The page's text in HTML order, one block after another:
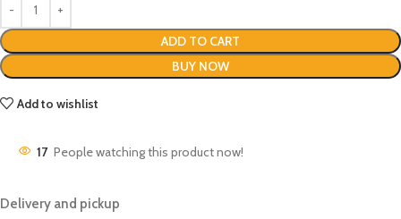
ADD TO CART
BUY NOW
Add to wishlist
17 People watching this product now!
Delivery and pickup